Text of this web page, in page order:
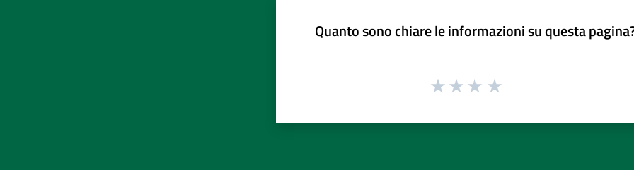
Quanto sono chiare le informazioni su questa